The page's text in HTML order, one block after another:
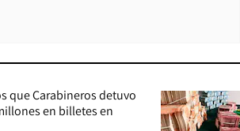
que Carabineros detuvo
en billetes en